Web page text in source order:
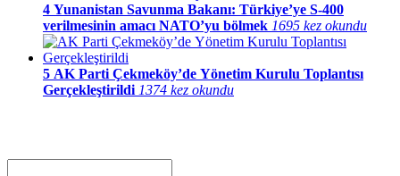
4 Yunanistan Savunma Bakanı: Türkiye’ye S-400
verilmesinin amacı NATO’yu bölmek 1695 kez okundu
5 AK Parti Çekmeköy’de Yönetim Kurulu Toplantısı
Gerçekleştirildi 1374 kez okundu